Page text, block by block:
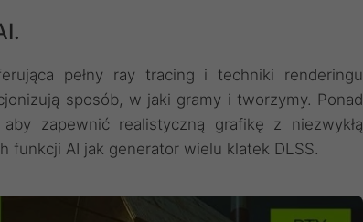
pełny ray tracing i techniki renderingu
sposób, w jaki gramy i tworzymy. Ponad
zapewnić realistyczną grafikę z niezwykłą
funkcji AI jak generator wielu klatek DLSS.